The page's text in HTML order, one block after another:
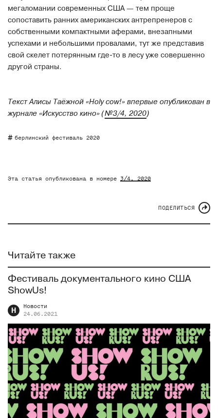
мегаломании современных США — тем проще
сопоставить ранних американских антрепренеров с
собственными компактными аферами, внезапными
успехами и небольшими провалами, тут же представив
свой скелет потерянным где-то в лесу уже совершенно
другой страны.
Текст Алисы Таёжной «Holy cow!» впервые опубликован в
журнале «Искусство кино» (№3/4, 2020)
берлинский фестиваль 2020
Эта статья опубликована в номере 3/4, 2020
ПОДЕЛИТЬСЯ
Читайте также
Фестиваль документального кино США
ShowUs!
Н
Новости
24.06.2021